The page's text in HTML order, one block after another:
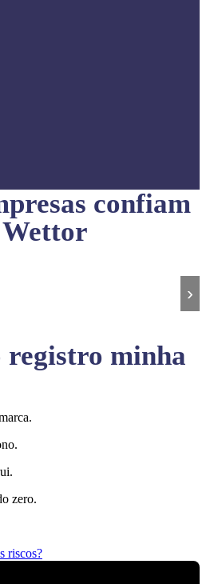
confiam
›
registro minha
zero.
riscos?